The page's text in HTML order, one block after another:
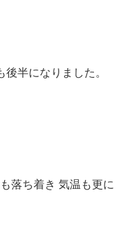
半になりました。
落ち着き 気温も更に